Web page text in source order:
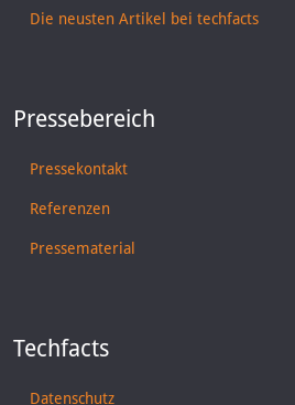
Die neusten Artikel bei techfacts
Pressebereich
Pressekontakt
Referenzen
Pressematerial
Techfacts
Datenschutz